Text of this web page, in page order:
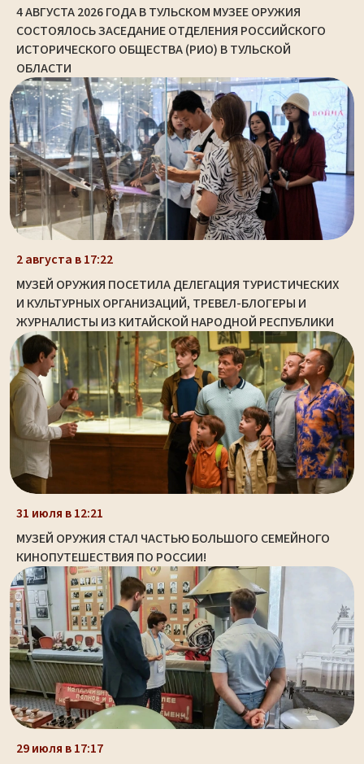
4 АВГУСТА 2026 ГОДА В ТУЛЬСКОМ МУЗЕЕ ОРУЖИЯ
СОСТОЯЛОСЬ ЗАСЕДАНИЕ ОТДЕЛЕНИЯ РОССИЙСКОГО
ИСТОРИЧЕСКОГО ОБЩЕСТВА (РИО) В ТУЛЬСКОЙ
ОБЛАСТИ
2 августа в 17:22
МУЗЕЙ ОРУЖИЯ ПОСЕТИЛА ДЕЛЕГАЦИЯ ТУРИСТИЧЕСКИХ
И КУЛЬТУРНЫХ ОРГАНИЗАЦИЙ, ТРЕВЕЛ-БЛОГЕРЫ И
ЖУРНАЛИСТЫ ИЗ КИТАЙСКОЙ НАРОДНОЙ РЕСПУБЛИКИ
31 июля в 12:21
МУЗЕЙ ОРУЖИЯ СТАЛ ЧАСТЬЮ БОЛЬШОГО СЕМЕЙНОГО
КИНОПУТЕШЕСТВИЯ ПО РОССИИ!
29 июля в 17:17